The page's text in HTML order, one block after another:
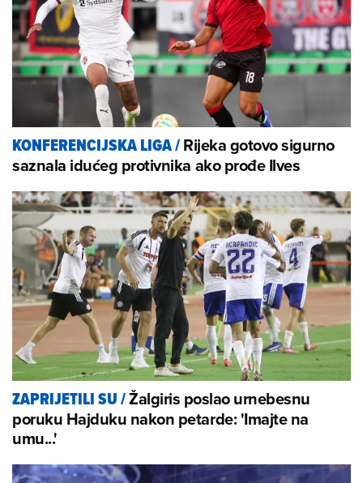
KONFERENCIJSKA LIGA/Rijeka gotovo sigurno
saznala idućeg protivnika ako prođe Ilves
ZAPRIJETILI SU/Žalgiris poslao urnebesnu
poruku Hajduku nakon petarde: 'Imajte na
umu...'